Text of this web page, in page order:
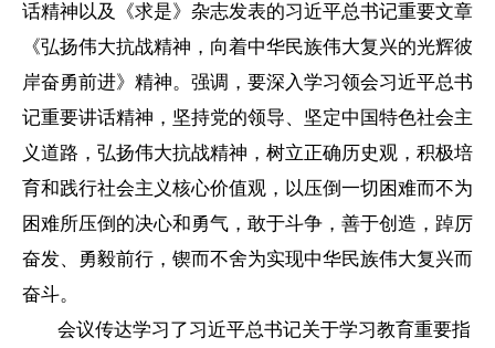
话精神以及《求是》杂志发表的习近平总书记重要文章
《弘扬伟大抗战精神，向着中华民族伟大复兴的光辉彼
岸奋勇前进》精神。强调，要深入学习领会习近平总书
记重要讲话精神，坚持党的领导、坚定中国特色社会主
义道路，弘扬伟大抗战精神，树立正确历史观，积极培
育和践行社会主义核心价值观，以压倒一切困难而不为
困难所压倒的决心和勇气，敢于斗争，善于创造，踔厉
奋发、勇毅前行，锲而不舍为实现中华民族伟大复兴而
奋斗。
会议传达学习了习近平总书记关于学习教育重要指